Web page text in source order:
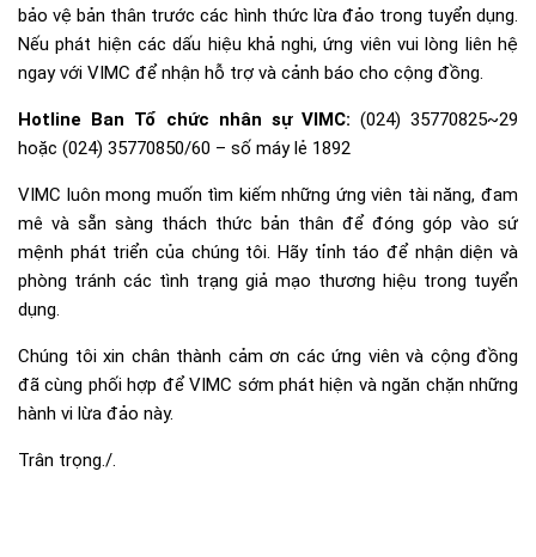
bảo vệ bản thân trước các hình thức lừa đảo trong tuyển dụng.
Nếu phát hiện các dấu hiệu khả nghi, ứng viên vui lòng liên hệ
ngay với VIMC để nhận hỗ trợ và cảnh báo cho cộng đồng.
Hotline Ban Tổ chức nhân sự VIMC: (024) 35770825~29
hoặc (024) 35770850/60 – số máy lẻ 1892
VIMC luôn mong muốn tìm kiếm những ứng viên tài năng, đam
mê và sẵn sàng thách thức bản thân để đóng góp vào sứ
mệnh phát triển của chúng tôi. Hãy tỉnh táo để nhận diện và
phòng tránh các tình trạng giả mạo thương hiệu trong tuyển
dụng.
Chúng tôi xin chân thành cảm ơn các ứng viên và cộng đồng
đã cùng phối hợp để VIMC sớm phát hiện và ngăn chặn những
hành vi lừa đảo này.
Trân trọng./.